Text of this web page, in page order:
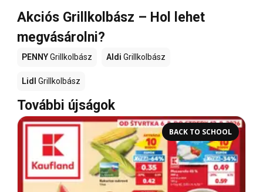
Akciós Grillkolbász – Hol lehet
megvásárolni?
PENNYGrillkolbász Aldi Grillkolbász
Lidl Grillkolbász
További újságok
BACK TO SCHOOL